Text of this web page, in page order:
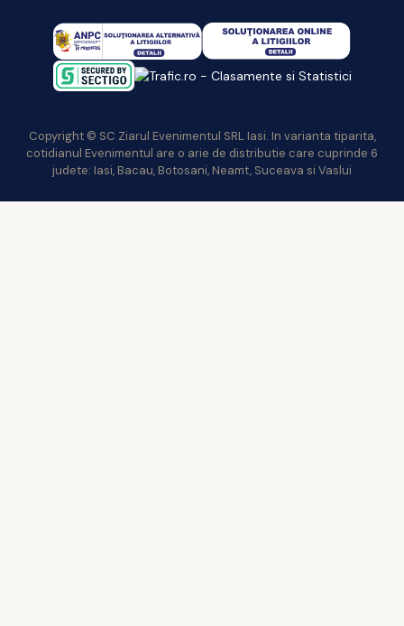
Copyright © SC Ziarul Evenimentul SRL Iasi. In varianta tiparita,
cotidianul Evenimentul are o arie de distributie care cuprinde 6
judete: Iasi, Bacau, Botosani, Neamt, Suceava si Vaslui